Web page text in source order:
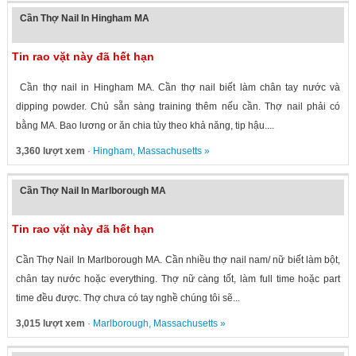
Cần Thợ Nail In Hingham MA
Tin rao vặt này đã hết hạn
Cần thợ nail in Hingham MA. Cần thợ nail biết làm chân tay nước và
dipping powder. Chủ sẵn sàng training thêm nếu cần. Thợ nail phải có
bằng MA. Bao lương or ăn chia tùy theo khả năng, tip hậu....
3,360 lượt xem · Hingham, Massachusetts»
Cần Thợ Nail In Marlborough MA
Tin rao vặt này đã hết hạn
Cần Thợ Nail In Marlborough MA. Cần nhiều thợ nail nam/ nữ biết làm bột,
chân tay nước hoặc everything. Thợ nữ càng tốt, làm full time hoặc part
time đều được. Thợ chưa có tay nghề chúng tôi sẽ...
3,015 lượt xem · Marlborough, Massachusetts»